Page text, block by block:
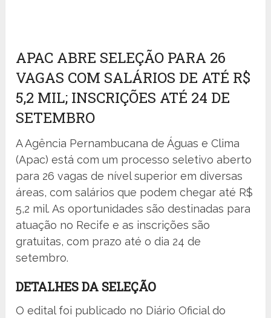
APAC ABRE SELEÇÃO PARA 26
VAGAS COM SALÁRIOS DE ATÉ R$
5,2 MIL; INSCRIÇÕES ATÉ 24 DE
SETEMBRO
A Agência Pernambucana de Águas e Clima
(Apac) está com um processo seletivo aberto
para 26 vagas de nível superior em diversas
áreas, com salários que podem chegar até R$
5,2 mil. As oportunidades são destinadas para
atuação no Recife e as inscrições são
gratuitas, com prazo até o dia 24 de
setembro.
DETALHES DA SELEÇÃO
O edital foi publicado no Diário Oficial do